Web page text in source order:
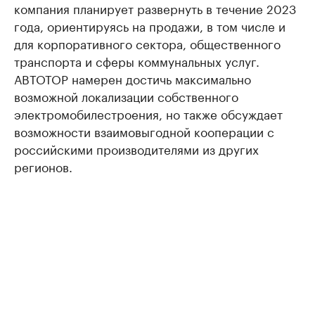
компания планирует развернуть в течение 2023
года, ориентируясь на продажи, в том числе и
для корпоративного сектора, общественного
транспорта и сферы коммунальных услуг.
АВТОТОР намерен достичь максимально
возможной локализации собственного
электромобилестроения, но также обсуждает
возможности взаимовыгодной кооперации с
российскими производителями из других
регионов.